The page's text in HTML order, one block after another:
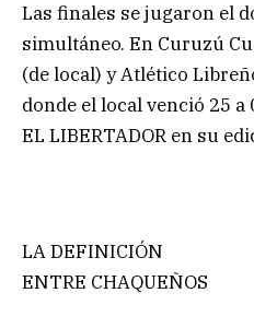
Las finales se jugaron el
simultáneo. En Curuzú
(de local) y Atlético
donde el local venció 25
EL LIBERTADOR en su
LA DEFINICIÓN
ENTRE CHAQUEÑOS